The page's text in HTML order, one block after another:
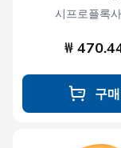
시프로플록
₩
구매